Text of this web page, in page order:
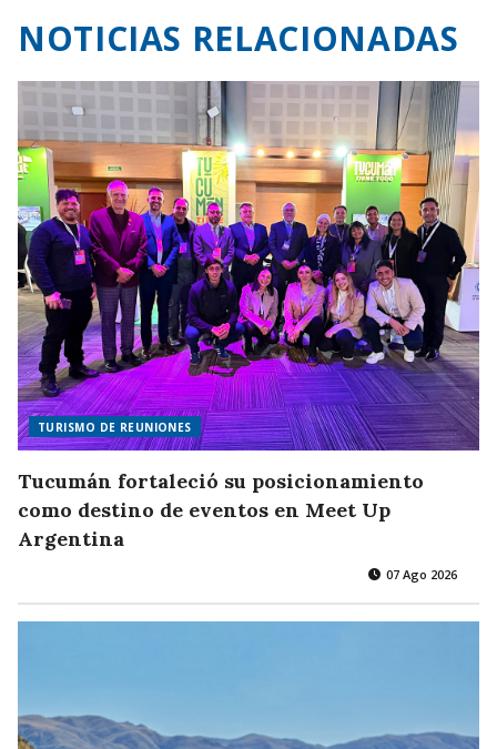
NOTICIAS RELACIONADAS
TURISMO DE REUNIONES
Tucumán fortaleció su posicionamiento
como destino de eventos en Meet Up
Argentina
07 Ago 2026